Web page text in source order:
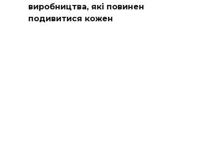
виробництва, які повинен
подивитися кожен